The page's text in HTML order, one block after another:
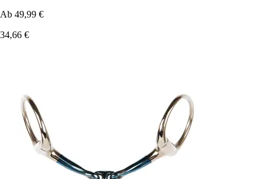
Ab 49,99 €
34,66 €